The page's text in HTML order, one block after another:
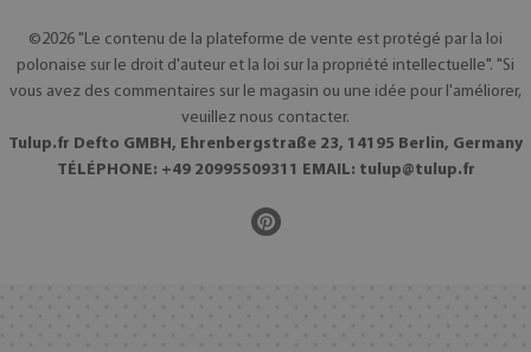
©2026 "Le contenu de la plateforme de vente est protégé par la loi
polonaise sur le droit d'auteur et la loi sur la propriété intellectuelle". "Si
vous avez des commentaires sur le magasin ou une idée pour l'améliorer,
veuillez nous contacter.
Tulup.fr Defto GMBH, Ehrenbergstraße 23, 14195 Berlin, Germany
TÉLÉPHONE: +49 20995509311 EMAIL: tulup@tulup.fr